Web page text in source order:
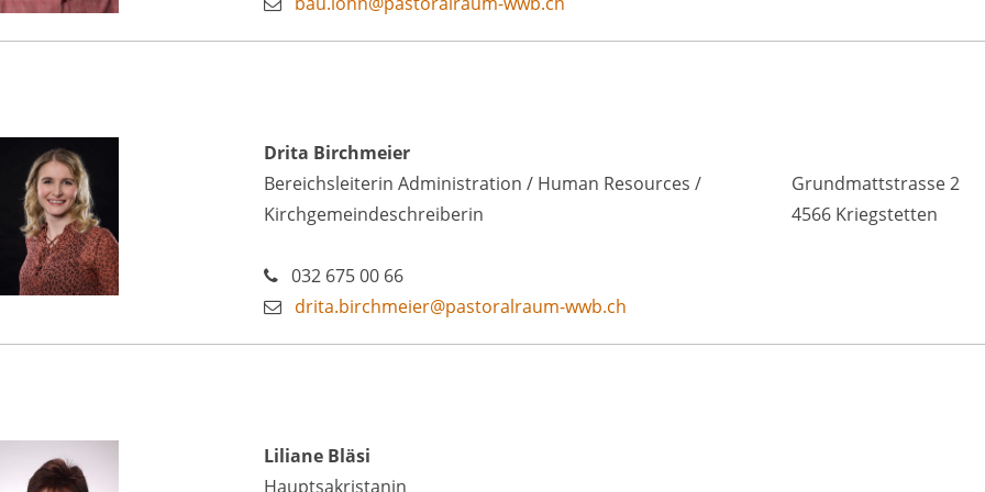
Drita Birchmeier
Bereichsleiterin Administration / Human Resources /
Kirchgemeindeschreiberin
032 675 00 66
drita.birchmeier@pastoralraum-wwb.ch
Grundmattstrasse 2
4566 Kriegstetten
Liliane Bläsi
Hauptsakristanin